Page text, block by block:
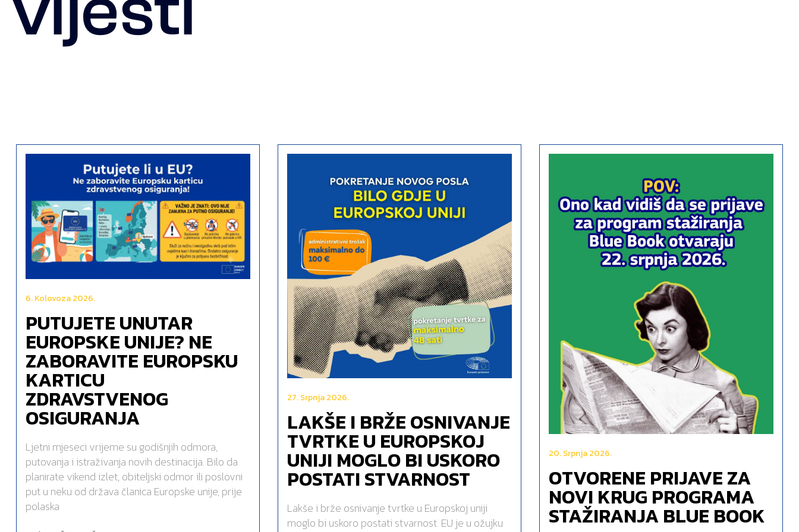
6. Kolovoza 2026.
PUTUJETE UNUTAR
EUROPSKE UNIJE? NE
ZABORAVITE EUROPSKU
KARTICU
ZDRAVSTVENOG
OSIGURANJA
Ljetni mjeseci vrijeme su godišnjih odmora,
putovanja i istraživanja novih destinacija. Bilo da
planirate vikend izlet, obiteljski odmor ili poslovni
put u neku od država članica Europske unije, prije
polaska
27. Srpnja 2026.
LAKŠE I BRŽE OSNIVANJE
TVRTKE U EUROPSKOJ
UNIJI MOGLO BI USKORO
POSTATI STVARNOST
Lakše i brže osnivanje tvrtke u Europskoj uniji
moglo bi uskoro postati stvarnost. EU je u ožujku
20. Srpnja 2026.
OTVORENE PRIJAVE ZA
NOVI KRUG PROGRAMA
STAŽIRANJA BLUE BOOK